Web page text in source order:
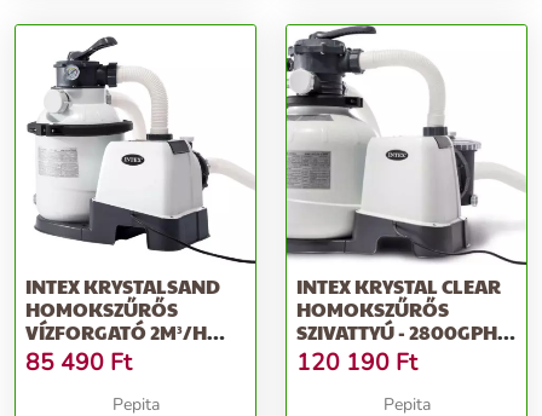
INTEX KRYSTALSAND
HOMOKSZŰRŐS
VÍZFORGATÓ 2M³/H
(26642)
85 490 Ft
Pepita
INTEX KRYSTAL CLEAR
HOMOKSZŰRŐS
SZIVATTYÚ - 2800GPH
(26648)
120 190 Ft
Pepita